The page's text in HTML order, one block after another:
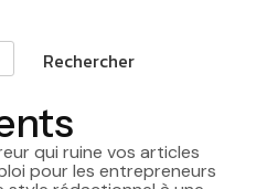
Rechercher
qui ruine vos articles
pour les entrepreneurs